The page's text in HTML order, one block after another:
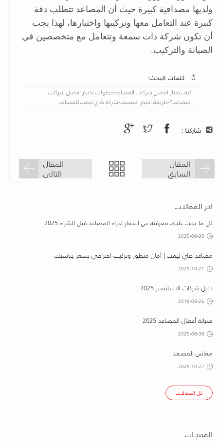
ولديها مصداقية كبيرة حيث أن المصاعد تتطلب دقة
كبيرة عند التعامل معها وتركيبها واختيارها، لهذا يجب
أن تكون شركة ذات سمعة وتتعامل مع متخصصين في
الصيانة والتركيب.
كلمات البحث:
كيف تختار افضل شركات المصاعد-خطوات اختيار افضل شركات
المصاعد؟-طريقة اختيار المصعد-شركة هاي ليفت للمصاعد
شاركنـا :
المقال
السابق
المقال
التالى
اخر المقالات
كل ما يجب عليك معرفته عن اسعار اجزاء المصاعد قبل الشراء 2025
2025-09-30
مصاعد هاي ليفت | أمان متطور وتركيب احترافي بسعر يناسبك
2025-10-21
دليل شركات الاسانسير 2025
2018-03-26
صيانة أعطال المصاعد 2025
2025-09-30
مقاس المصعد
2025-10-27
كل المقالات
المنتجـات